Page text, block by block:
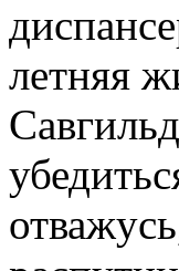
летняя